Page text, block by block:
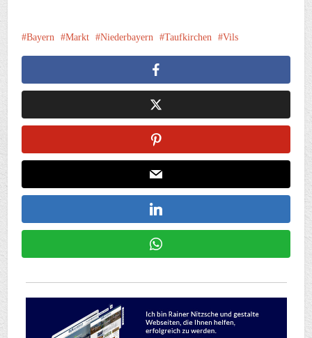
Bayern Markt Niederbayern Taufkirchen Vils